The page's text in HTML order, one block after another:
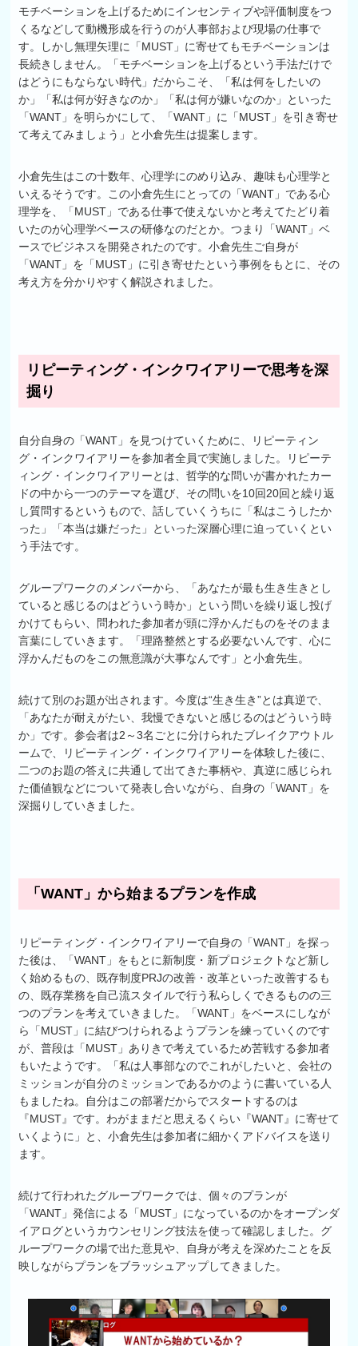
モチベーションを上げるためにインセンティブや評価制度をつ
くるなどして動機形成を行うのが人事部および現場の仕事で
す。しかし無理矢理に「MUST」に寄せてもモチベーションは
長続きしません。「モチベーションを上げるという手法だけで
はどうにもならない時代」だからこそ、「私は何をしたいの
か」「私は何が好きなのか」「私は何が嫌いなのか」といった
「WANT」を明らかにして、「WANT」に「MUST」を引き寄せ
て考えてみましょう」と小倉先生は提案します。
小倉先生はこの十数年、心理学にのめり込み、趣味も心理学と
いえるそうです。この小倉先生にとっての「WANT」である心
理学を、「MUST」である仕事で使えないかと考えてたどり着
いたのが心理学ベースの研修なのだとか。つまり「WANT」ベ
ースでビジネスを開発されたのです。小倉先生ご自身が
「WANT」を「MUST」に引き寄せたという事例をもとに、その
考え方を分かりやすく解説されました。
リピーティング・インクワイアリーで思考を深
掘り
自分自身の「WANT」を見つけていくために、リピーティン
グ・インクワイアリーを参加者全員で実施しました。リピーテ
ィング・インクワイアリーとは、哲学的な問いが書かれたカー
ドの中から一つのテーマを選び、その問いを10回20回と繰り返
し質問するというもので、話していくうちに「私はこうしたか
った」「本当は嫌だった」といった深層心理に迫っていくとい
う手法です。
グループワークのメンバーから、「あなたが最も生き生きとし
ていると感じるのはどういう時か」という問いを繰り返し投げ
かけてもらい、問われた参加者が頭に浮かんだものをそのまま
言葉にしていきます。「理路整然とする必要ないんです、心に
浮かんだものをこの無意識が大事なんです」と小倉先生。
続けて別のお題が出されます。今度は“生き生き”とは真逆で、
「あなたが耐えがたい、我慢できないと感じるのはどういう時
か」です。参会者は2～3名ごとに分けられたブレイクアウトル
ームで、リピーティング・インクワイアリーを体験した後に、
二つのお題の答えに共通して出てきた事柄や、真逆に感じられ
た価値観などについて発表し合いながら、自身の「WANT」を
深掘りしていきました。
「WANT」から始まるプランを作成
リピーティング・インクワイアリーで自身の「WANT」を探っ
た後は、「WANT」をもとに新制度・新プロジェクトなど新し
く始めるもの、既存制度PRJの改善・改革といった改善するも
の、既存業務を自己流スタイルで行う私らしくできるものの三
つのプランを考えていきました。「WANT」をベースにしなが
ら「MUST」に結びつけられるようプランを練っていくのです
が、普段は「MUST」ありきで考えているため苦戦する参加者
もいたようです。「私は人事部なのでこれがしたいと、会社の
ミッションが自分のミッションであるかのように書いている人
もましたね。自分はこの部署だからでスタートするのは
『MUST』です。わがままだと思えるくらい『WANT』に寄せて
いくように」と、小倉先生は参加者に細かくアドバイスを送り
ます。
続けて行われたグループワークでは、個々のプランが
「WANT」発信による「MUST」になっているのかをオープンダ
イアログというカウンセリング技法を使って確認しました。グ
ループワークの場で出た意見や、自身が考えを深めたことを反
映しながらプランをブラッシュアップしてきました。